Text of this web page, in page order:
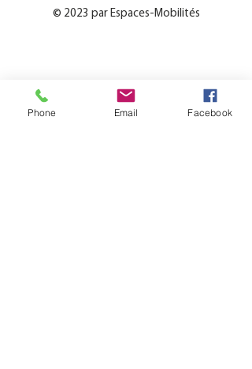
© 2023 par Espaces-Mobilités
Phone Email Facebook